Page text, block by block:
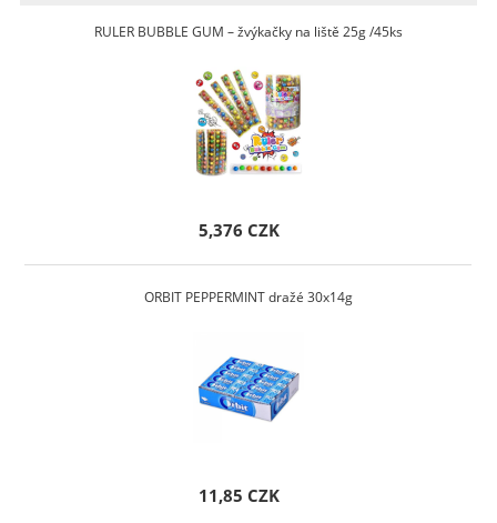
RULER BUBBLE GUM – žvýkačky na liště 25g /45ks
5,376 CZK
ORBIT PEPPERMINT dražé 30x14g
11,85 CZK